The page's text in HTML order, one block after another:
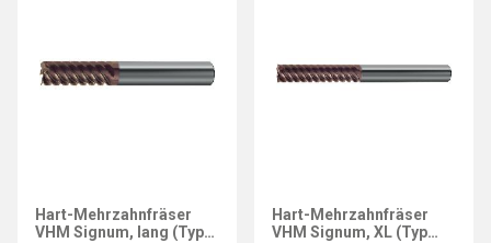
Hart-Mehrzahnfräser
VHM Signum, lang (Typ
Hart-Mehrzahnfräser
VHM Signum, XL (Typ